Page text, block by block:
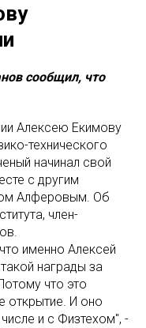
сообщил, что
Алексею Екимову
технического
начинал свой
с другим
Алферовым. Об
член-
именно Алексей
награды за
что это
открытие. И оно
и с Физтехом", -